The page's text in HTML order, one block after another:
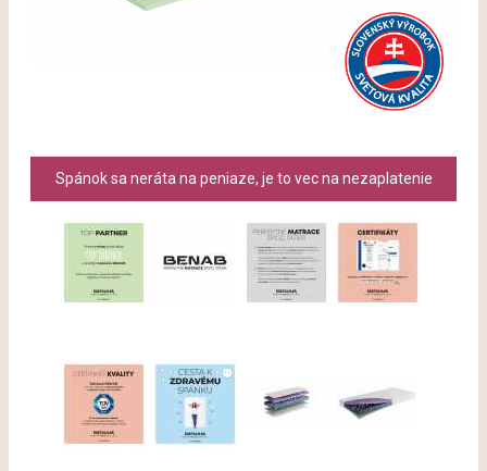
Spánok sa neráta na peniaze, je to vec na nezaplatenie